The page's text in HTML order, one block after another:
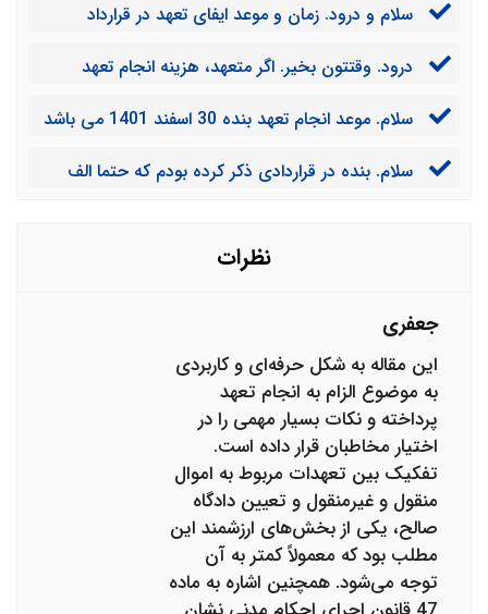
دادگاه باید دادخواست بدهم؟
سلام و درود. زمان و موعد ایفای تعهد در قرارداد
درود. وقتتون بخیر. اگر متعهد، هزینه انجام تعهد
سلام. موعد انجام تعهد بنده 30 اسفند 1401 می باشد
کند؟
سلام. بنده در قراردادی ذکر کرده بودم که حتما الف
نظرات
جعفری
این مقاله به شکل حرفه‌ای و کاربردی
به موضوع الزام به انجام تعهد
پرداخته و نکات بسیار مهمی را در
اختیار مخاطبان قرار داده است.
تفکیک بین تعهدات مربوط به اموال
منقول و غیرمنقول و تعیین دادگاه
صالح، یکی از بخش‌های ارزشمند این
مطلب بود که معمولاً کمتر به آن
توجه می‌شود. همچنین اشاره به ماده